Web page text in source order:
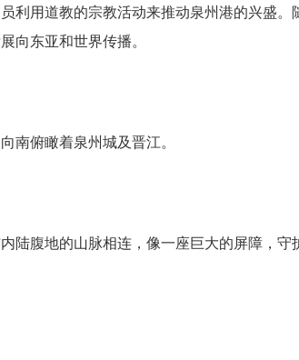
利用道教的宗教活动来推动泉州港的兴盛。
向东亚和世界传播。
南俯瞰着泉州城及晋江。
陆腹地的山脉相连，像一座巨大的屏障，守